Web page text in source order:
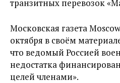
транзитных перевозок
Московская газета
октября в своём
что ведомый Россией
недостатка
целей членами».